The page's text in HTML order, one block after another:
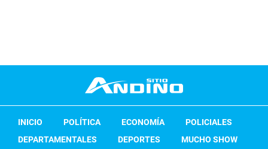
INICIO POLÍTICA ECONOMÍA
POLICIALES
DEPARTAMENTALES
DEPORTES MUCHO SHOW